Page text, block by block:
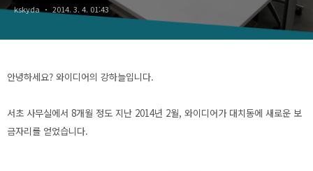
kskyda 2014. 3. 4. 01:43
안녕하세요? 와이디어의 강하늘입니다.
서초 사무실에서 8개월 정도 지난 2014년 2월, 와이디어가 대치동에 새로운 보
금자리를 얻었습니다.